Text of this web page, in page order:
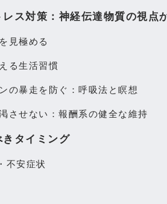
レス対策：神経伝達物質の視点
見極める
る生活習慣
の暴走を防ぐ：呼吸法と瞑想
させない：報酬系の健全な維持
タイミング
不安症状